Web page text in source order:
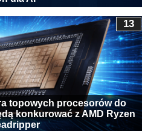
topowych procesorów do
konkurować z AMD Ryzen
13